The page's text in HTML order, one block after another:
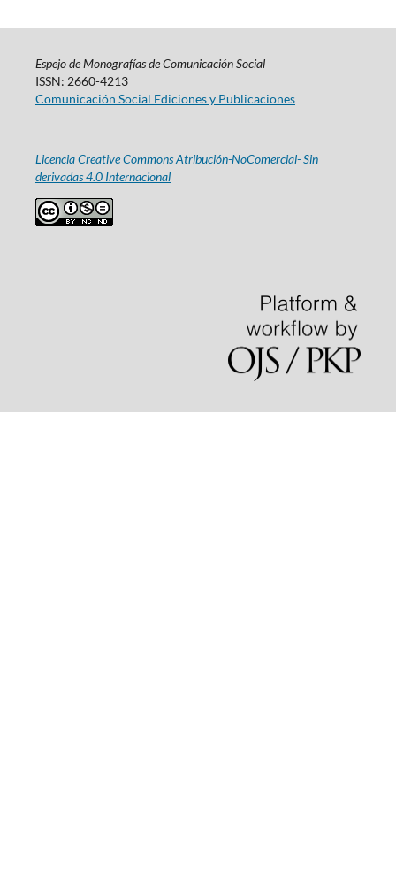
Espejo de Monografías de Comunicación Social
ISSN: 2660-4213
Comunicación Social Ediciones y Publicaciones
Licencia Creative Commons Atribución-NoComercial- Sin
derivadas 4.0 Internacional